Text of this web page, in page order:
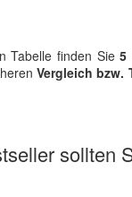
Tabelle finden Sie5
Vergleich bzw.
sollten